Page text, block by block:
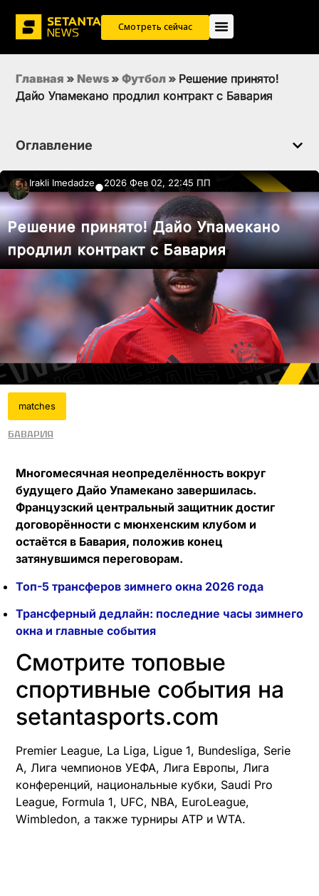
Смотреть сейчас
Главная » News » Футбол » Решение принято!
Дайо Упамекано продлил контракт с Бавария
Оглавление
Irakli Imedadze●2026 Фев 02, 22:45 ПП
Решение принято! Дайо Упамекано
продлил контракт с Бавария
matches
Бавария
Многомесячная неопределённость вокруг
будущего Дайо Упамекано завершилась.
Французский центральный защитник достиг
договорённости с мюнхенским клубом и
остаётся в Бавария, положив конец
затянувшимся переговорам.
Топ-5 трансферов зимнего окна 2026 года
Трансферный дедлайн: последние часы зимнего
окна и главные события
Смотрите топовые
спортивные события на
setantasports.com
Premier League, La Liga, Ligue 1, Bundesliga, Serie
A, Лига чемпионов УЕФА, Лига Европы, Лига
конференций, национальные кубки, Saudi Pro
League, Formula 1, UFC, NBA, EuroLeague,
Wimbledon, а также турниры ATP и WTA.